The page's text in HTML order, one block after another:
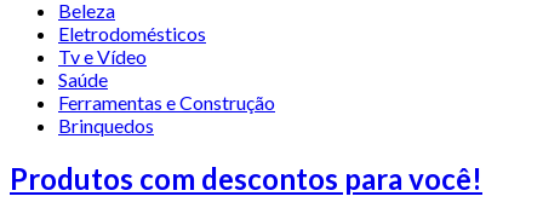
Beleza
Eletrodomésticos
Tv e Vídeo
Saúde
Ferramentas e Construção
Brinquedos
Produtos com descontos para você!